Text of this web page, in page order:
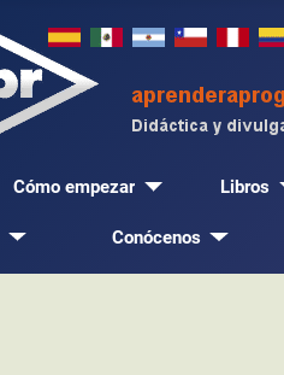
Cómo empezar Libros
Conócenos